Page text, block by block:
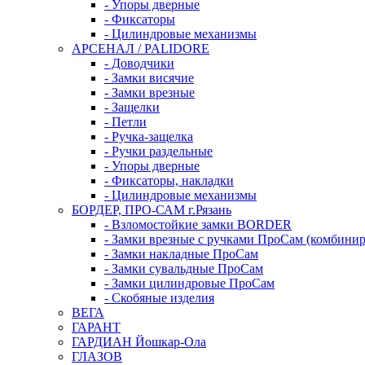
- Упоры дверные
- Фиксаторы
- Цилиндровые механизмы
АРСЕНАЛ / PALIDORE
- Доводчики
- Замки висячие
- Замки врезные
- Защелки
- Петли
- Ручка-защелка
- Ручки раздельные
- Упоры дверные
- Фиксаторы, накладки
- Цилиндровые механизмы
БОРДЕР, ПРО-САМ г.Рязань
- Взломостойкие замки BORDER
- Замки врезные с ручками ПроСам
- Замки накладные ПроСам
- Замки сувальдные ПроСам
- Замки цилиндровые ПроСам
- Скобяные изделия
ВЕГА
ГАРАНТ
ГАРДИАН Йошкар-Ола
ГЛАЗОВ